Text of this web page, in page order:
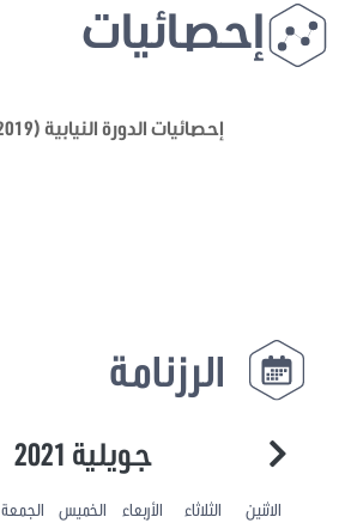
إحصائيات
إحصائيات الدورة النيابية (2019-2024)
الرزنامة
جويلية 2021
الاثنين الثلاثاء الأربعاء الخميس الجمعة